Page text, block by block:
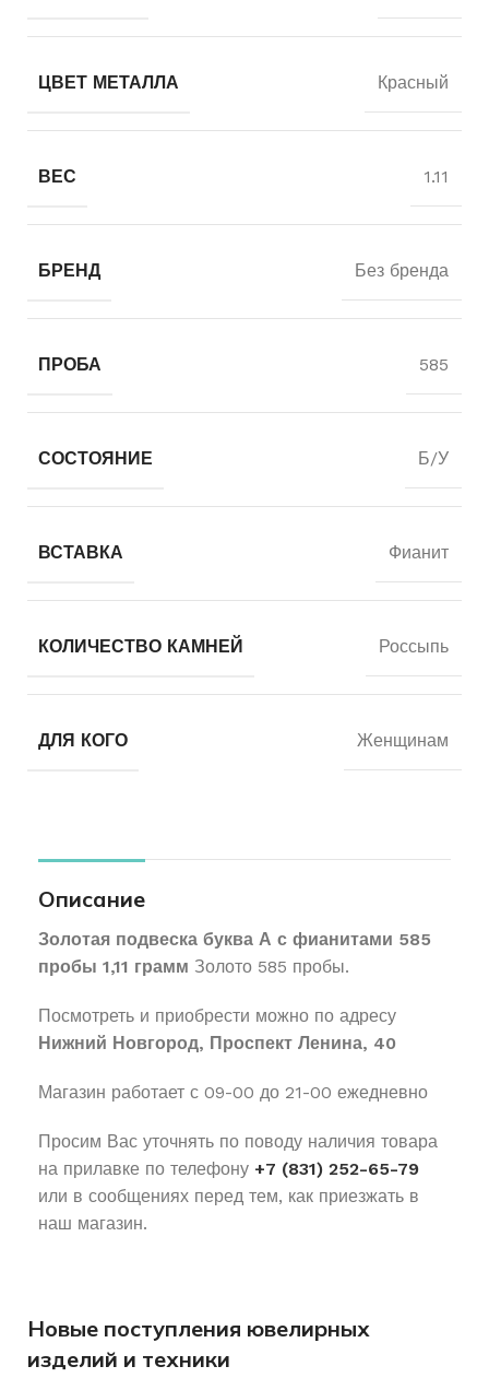
ЦВЕТ МЕТАЛЛА Красный
ВЕС 1.11
БРЕНД Без бренда
ПРОБА 585
СОСТОЯНИЕ Б/У
ВСТАВКА Фианит
КОЛИЧЕСТВО КАМНЕЙ Россыпь
ДЛЯ КОГО Женщинам
Описание
Золотая подвеска буква А с фианитами 585
пробы 1,11 грамм Золото 585 пробы.
Посмотреть и приобрести можно по адресу
Нижний Новгород, Проспект Ленина, 40
Магазин работает с 09-00 до 21-00 ежедневно
Просим Вас уточнять по поводу наличия товара
на прилавке по телефону +7 (831) 252-65-79
или в сообщениях перед тем, как приезжать в
наш магазин.
Новые поступления ювелирных
изделий и техники